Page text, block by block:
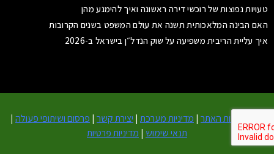
טעויות נפוצות של רוכשי דירה ראשונה ואיך להימנע מהן
האם הבינה המלאכותית תשנה את עולם המשפט בשנים הקרובות
איך עליית הריבית משפיעה על שוק הנדל״ן בישראל ב-2026
צוות האתר | מדיניות מערכת | יצירת קשר | פרסום ושיתופי פעולה |
תנאי שימוש | מדיניות פרטיות